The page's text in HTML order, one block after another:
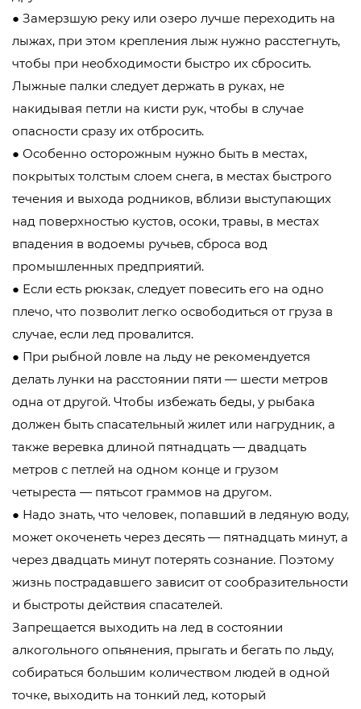
● Замерзшую реку или озеро лучше переходить на
лыжах, при этом крепления лыж нужно расстегнуть,
чтобы при необходимости быстро их сбросить.
Лыжные палки следует держать в руках, не
накидывая петли на кисти рук, чтобы в случае
опасности сразу их отбросить.
● Особенно осторожным нужно быть в местах,
покрытых толстым слоем снега, в местах быстрого
течения и выхода родников, вблизи выступающих
над поверхностью кустов, осоки, травы, в местах
впадения в водоемы ручьев, сброса вод
промышленных предприятий.
● Если есть рюкзак, следует повесить его на одно
плечо, что позволит легко освободиться от груза в
случае, если лед провалится.
● При рыбной ловле на льду не рекомендуется
делать лунки на расстоянии пяти — шести метров
одна от другой. Чтобы избежать беды, у рыбака
должен быть спасательный жилет или нагрудник, а
также веревка длиной пятнадцать — двадцать
метров с петлей на одном конце и грузом
четыреста — пятьсот граммов на другом.
● Надо знать, что человек, попавший в ледяную воду,
может окоченеть через десять — пятнадцать минут, а
через двадцать минут потерять сознание. Поэтому
жизнь пострадавшего зависит от сообразительности
и быстроты действия спасателей.
Запрещается выходить на лед в состоянии
алкогольного опьянения, прыгать и бегать по льду,
собираться большим количеством людей в одной
точке, выходить на тонкий лед, который